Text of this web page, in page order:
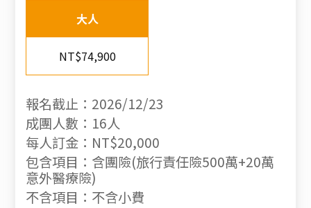
大人
NT$74,900
報名截止：2026/12/23
成團人數：16人
每人訂金：NT$20,000
包含項目：含團險(旅行責任險500萬+20萬
意外醫療險)
不含項目：不含小費